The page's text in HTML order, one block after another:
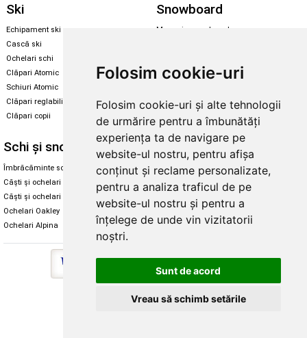
Folosim cookie-uri
Folosim cookie-uri și alte tehnologii
de urmărire pentru a îmbunătăți
experiența ta de navigare pe
website-ul nostru, pentru afișa
conținut și reclame personalizate,
pentru a analiza traficul de pe
website-ul nostru și pentru a
înțelege de unde vin vizitatorii
noștri.
Sunt de acord
Vreau să schimb setările
Ski
Echipament ski
Cască ski
Ochelari schi
Clăpari Atomic
Schiuri Atomic
Clăpari reglabili
Clăpari copii
Snowboard
Magazin snowboard
Santa Cruz
Enuff Skateboards
Schi și snowboard
Îmbrăcăminte schi și snowboard
Căști și ochelari de iarnă
Căști și ochelari Alpina
Ochelari Oakley
Ochelari Alpina
Diverse
Cum aleg rolele
Cum aleg ochelarii
Ochelari de soare Alpina
Intretinere manusi
Copyright © 2026 Skates.ro | SC Zmart Skating SRL